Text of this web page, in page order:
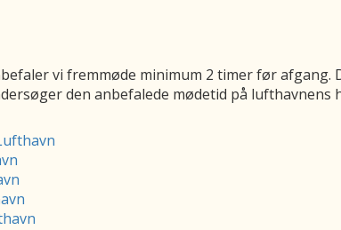
vi fremmøde minimum 2 timer før
den anbefalede mødetid på lufthavnens